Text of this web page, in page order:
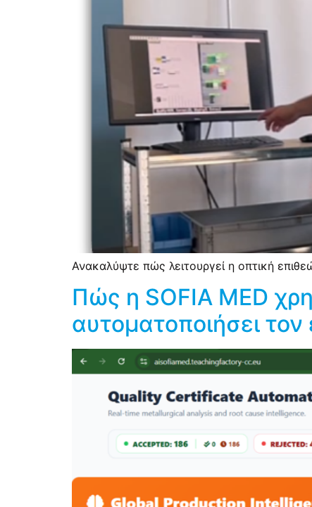
Ανακαλύψτε πώς λειτουργεί η οπτική
Πώς η SOFIA MED
αυτοματοποιήσει